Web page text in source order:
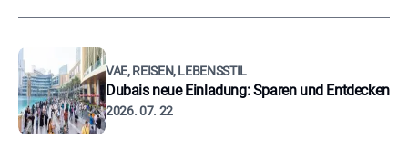
VAE, REISEN, LEBENSSTIL
Dubais neue Einladung: Sparen und Entdecken
2026. 07. 22